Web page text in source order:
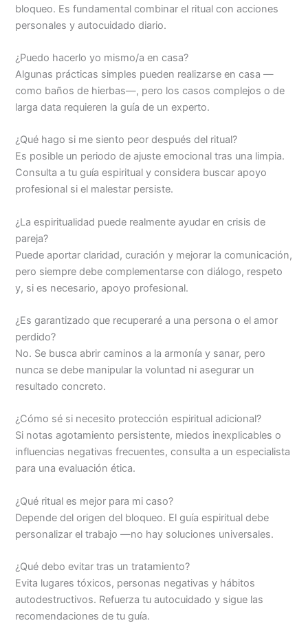
bloqueo. Es fundamental combinar el ritual con acciones
personales y autocuidado diario.
¿Puedo hacerlo yo mismo/a en casa?
Algunas prácticas simples pueden realizarse en casa —
como baños de hierbas—, pero los casos complejos o de
larga data requieren la guía de un experto.
¿Qué hago si me siento peor después del ritual?
Es posible un periodo de ajuste emocional tras una limpia.
Consulta a tu guía espiritual y considera buscar apoyo
profesional si el malestar persiste.
¿La espiritualidad puede realmente ayudar en crisis de
pareja?
Puede aportar claridad, curación y mejorar la comunicación,
pero siempre debe complementarse con diálogo, respeto
y, si es necesario, apoyo profesional.
¿Es garantizado que recuperaré a una persona o el amor
perdido?
No. Se busca abrir caminos a la armonía y sanar, pero
nunca se debe manipular la voluntad ni asegurar un
resultado concreto.
¿Cómo sé si necesito protección espiritual adicional?
Si notas agotamiento persistente, miedos inexplicables o
influencias negativas frecuentes, consulta a un especialista
para una evaluación ética.
¿Qué ritual es mejor para mi caso?
Depende del origen del bloqueo. El guía espiritual debe
personalizar el trabajo —no hay soluciones universales.
¿Qué debo evitar tras un tratamiento?
Evita lugares tóxicos, personas negativas y hábitos
autodestructivos. Refuerza tu autocuidado y sigue las
recomendaciones de tu guía.